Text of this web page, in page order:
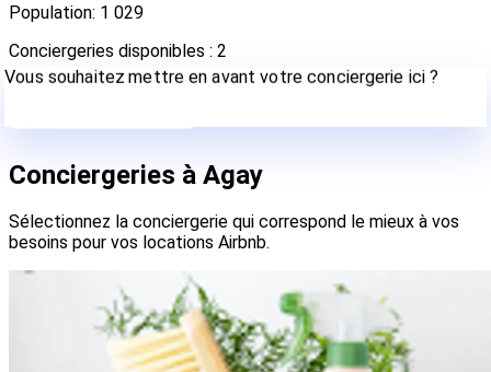
Population: 1 029
Conciergeries disponibles : 2
Vous souhaitez mettre en avant votre conciergerie ici ?
Contactez-nous
Conciergeries à Agay
Sélectionnez la conciergerie qui correspond le mieux à vos
besoins pour vos locations Airbnb.